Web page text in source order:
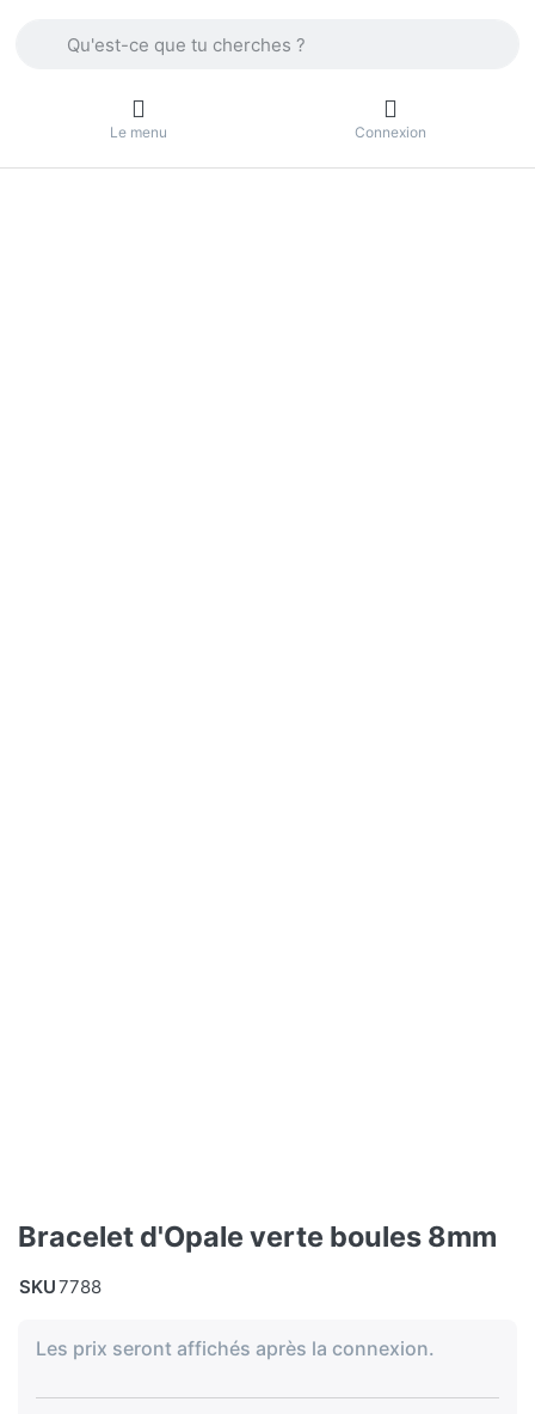
Le menu Connexion
Bracelet d'Opale verte boules 8mm
SKU7788
Les prix seront affichés après la connexion.